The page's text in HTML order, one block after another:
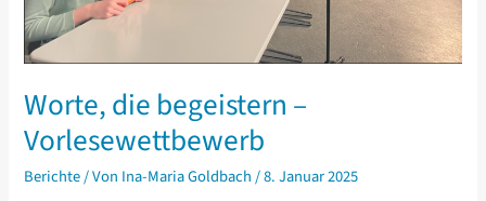
Worte, die begeistern –
Vorlesewettbewerb
Berichte/ Von Ina-Maria Goldbach/8. Januar 2025